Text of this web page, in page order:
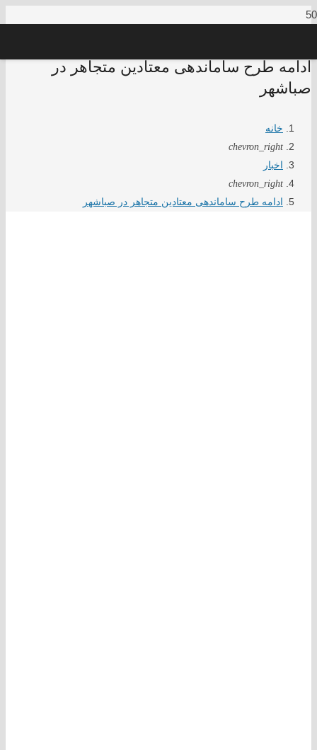
ادامه طرح ساماندهی معتادین متجاهر در
صباشهر
خانه
chevron_right
اخبار
chevron_right
ادامه طرح ساماندهی معتادین متجاهر در صباشهر